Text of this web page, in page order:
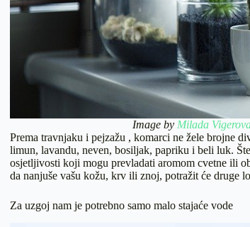
Image by Milada
Prema travnjaku i pejzažu , komarci ne žele brojne
limun, lavandu, neven, bosiljak, papriku i beli luk.
osjetljivosti koji mogu prevladati aromom cvetne ili
da nanjuše vašu kožu, krv ili znoj, potražit će druge
Za uzgoj nam je potrebno samo malo stajaće vode